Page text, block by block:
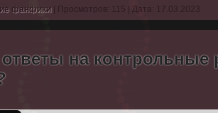
фанфики| Просмотров: 115 | Дата: 17.03.2023
ответы на контрольные